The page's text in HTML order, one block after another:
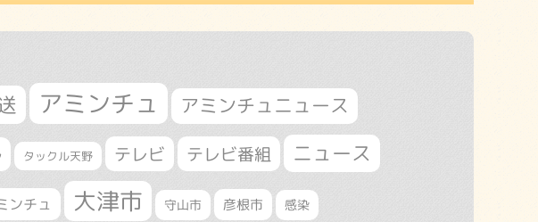
アミンチュ アミンチュニュース
タックル天野 テレビ テレビ番組 ニュース
ンチュ 大津市 守山市 彦根市 感染